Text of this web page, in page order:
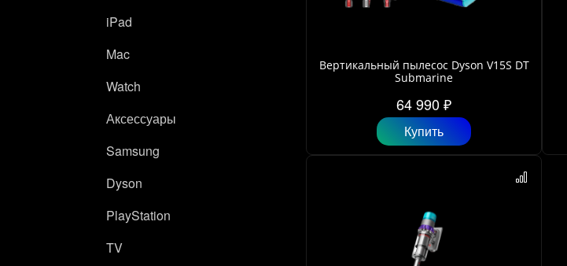
iPad
Mac
Watch
Аксессуары
Samsung
Dyson
PlayStation
TV
Вертикальный пылесос Dyson V15S DT
Submarine
64 990 ₽
Купить